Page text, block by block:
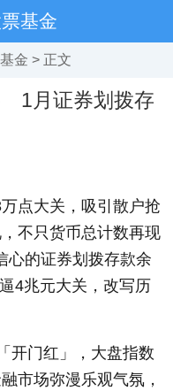
基金
金 > 正文
1月证券划拨存
点大关，吸引散户抢
不只货币总计数再现
心的证券划拨存款余
4兆元大关，改写历
开门红」，大盘指数
市场弥漫乐观气氛，